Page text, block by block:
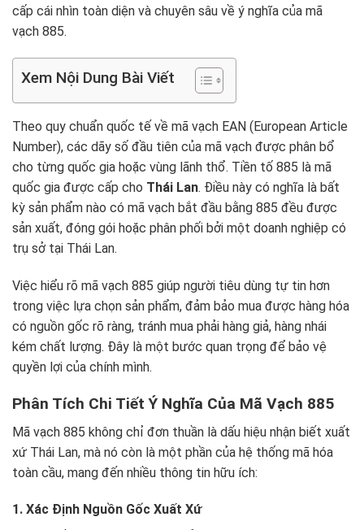
cấp cái nhìn toàn diện và chuyên sâu về ý nghĩa của mã
vạch 885.
Xem Nội Dung Bài Viết
Theo quy chuẩn quốc tế về mã vạch EAN (European Article
Number), các dãy số đầu tiên của mã vạch được phân bổ
cho từng quốc gia hoặc vùng lãnh thổ. Tiền tố 885 là mã
quốc gia được cấp cho Thái Lan. Điều này có nghĩa là bất
kỳ sản phẩm nào có mã vạch bắt đầu bằng 885 đều được
sản xuất, đóng gói hoặc phân phối bởi một doanh nghiệp có
trụ sở tại Thái Lan.
Việc hiểu rõ mã vạch 885 giúp người tiêu dùng tự tin hơn
trong việc lựa chọn sản phẩm, đảm bảo mua được hàng hóa
có nguồn gốc rõ ràng, tránh mua phải hàng giả, hàng nhái
kém chất lượng. Đây là một bước quan trọng để bảo vệ
quyền lợi của chính mình.
Phân Tích Chi Tiết Ý Nghĩa Của Mã Vạch 885
Mã vạch 885 không chỉ đơn thuần là dấu hiệu nhận biết xuất
xứ Thái Lan, mà nó còn là một phần của hệ thống mã hóa
toàn cầu, mang đến nhiều thông tin hữu ích:
1. Xác Định Nguồn Gốc Xuất Xứ